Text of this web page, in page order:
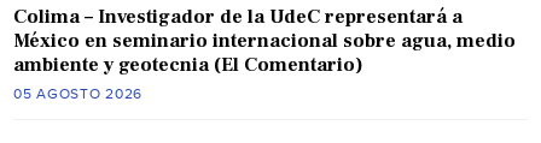
Colima – Investigador de la UdeC representará a
México en seminario internacional sobre agua, medio
ambiente y geotecnia (El Comentario)
05 AGOSTO 2026